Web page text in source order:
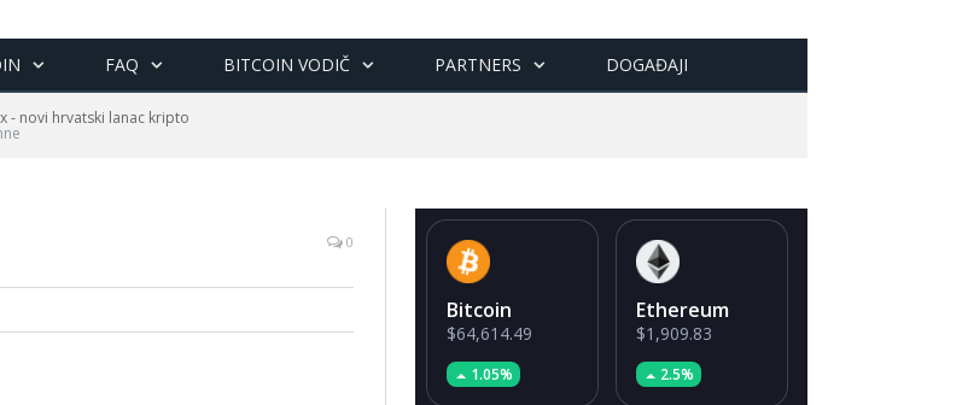
FAQ BITCOIN VODIČ PARTNERS DOGAĐAJI
- novi hrvatski lanac kripto
0
Bitcoin
$64,614.49
1.05%
Ethereum
$1,909.83
2.5%